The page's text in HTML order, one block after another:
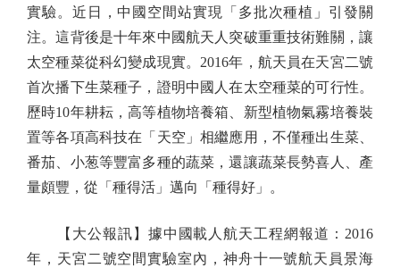
實驗。近日，中國空間站實現「多批次種植」引發關
注。這背後是十年來中國航天人突破重重技術難關，讓
太空種菜從科幻變成現實。2016年，航天員在天宮二號
首次播下生菜種子，證明中國人在太空種菜的可行性。
歷時10年耕耘，高等植物培養箱、新型植物氣霧培養裝
置等各項高科技在「天空」相繼應用，不僅種出生菜、
番茄、小葱等豐富多種的蔬菜，還讓蔬菜長勢喜人、產
量頗豐，從「種得活」邁向「種得好」。
【大公報訊】據中國載人航天工程網報道：2016
年，天宮二號空間實驗室內，神舟十一號航天員景海